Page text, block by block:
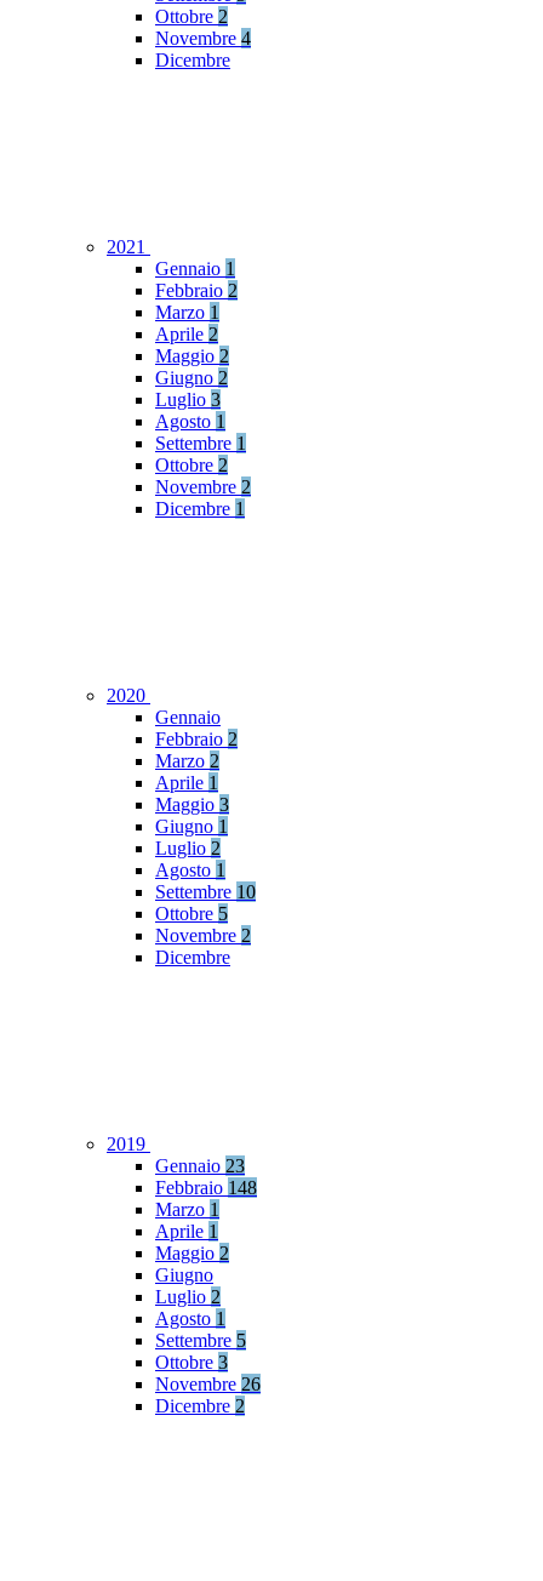
Ottobre 2
Novembre 4
Dicembre
2021
Gennaio 1
Febbraio 2
Marzo 1
Aprile 2
Maggio 2
Giugno 2
Luglio 3
Agosto 1
Settembre 1
Ottobre 2
Novembre 2
Dicembre 1
2020
Gennaio
Febbraio 2
Marzo 2
Aprile 1
Maggio 3
Giugno 1
Luglio 2
Agosto 1
Settembre 10
Ottobre 5
Novembre 2
Dicembre
2019
Gennaio 23
Febbraio 148
Marzo 1
Aprile 1
Maggio 2
Giugno
Luglio 2
Agosto 1
Settembre 5
Ottobre 3
Novembre 26
Dicembre 2